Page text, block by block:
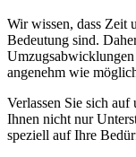
Wir wissen, dass Zeit
Bedeutung sind.
angenehm wie
Verlassen Sie sich auf
Ihnen nicht nur
speziell auf Ihre